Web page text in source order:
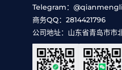
Telegram： @qianmengli
商务QQ： 2814421796
公司地址： 山东省青岛市市